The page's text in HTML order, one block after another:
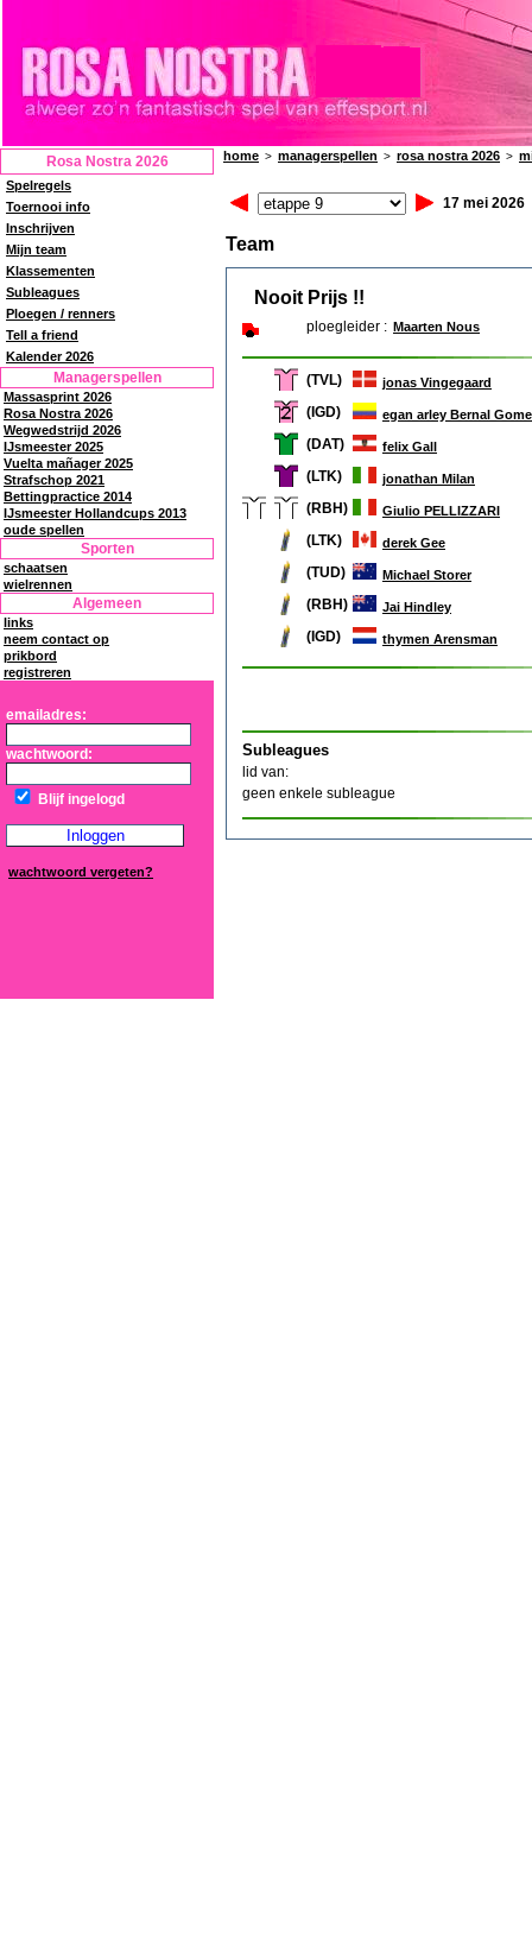
Rosa Nostra 2026
Spelregels
Toernooi info
Inschrijven
Mijn team
Klassementen
Subleagues
Ploegen / renners
Tell a friend
Kalender 2026
Managerspellen
Massasprint 2026
Rosa Nostra 2026
Wegwedstrijd 2026
IJsmeester 2025
Vuelta mañager 2025
Strafschop 2021
Bettingpractice 2014
IJsmeester Hollandcups 2013
oude spellen
Sporten
schaatsen
wielrennen
Algemeen
links
neem contact op
prikbord
registreren
emailadres:
wachtwoord:
Blijf ingelogd
wachtwoord vergeten?
home > managerspellen > rosa nostra 2026 >
17 mei 2026
Team
Nooit Prijs !!
ploegleider : Maarten Nous
(TVL) jonas Vingegaard
(IGD) egan arley Bernal
(DAT) felix Gall
(LTK) jonathan Milan
(RBH) Giulio PELLIZZARI
(LTK) derek Gee
(TUD) Michael Storer
(RBH) Jai Hindley
(IGD) thymen Arensman
Subleagues
lid van:
geen enkele subleague